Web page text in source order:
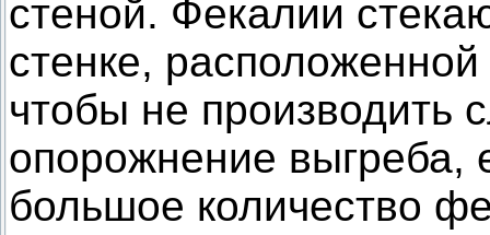
стеной. Фекалии
стенке,
чтобы не производить
опорожнение выгреба,
большое количество